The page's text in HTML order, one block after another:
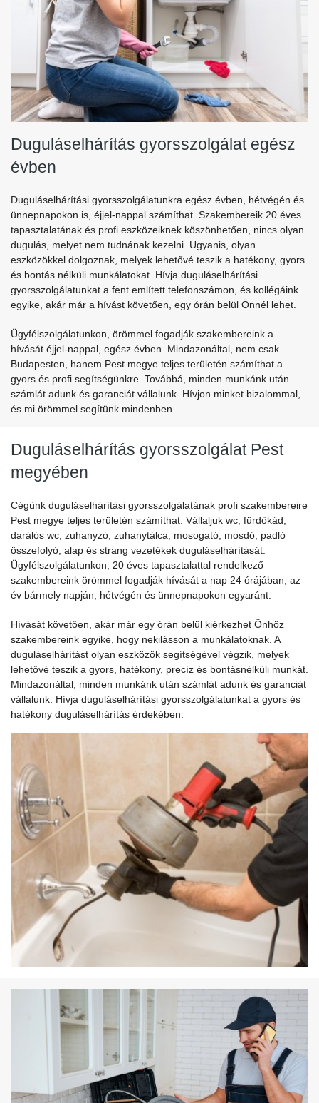
Duguláselhárítás gyorsszolgálat egész
évben
Duguláselhárítási gyorsszolgálatunkra egész évben, hétvégén és
ünnepnapokon is, éjjel-nappal számíthat. Szakembereik 20 éves
tapasztalatának és profi eszközeiknek köszönhetően, nincs olyan
dugulás, melyet nem tudnának kezelni. Ugyanis, olyan
eszközökkel dolgoznak, melyek lehetővé teszik a hatékony, gyors
és bontás nélküli munkálatokat. Hívja duguláselhárítási
gyorsszolgálatunkat a fent említett telefonszámon, és kollégáink
egyike, akár már a hívást követően, egy órán belül Önnél lehet.
Ügyfélszolgálatunkon, örömmel fogadják szakembereink a
hívását éjjel-nappal, egész évben. Mindazonáltal, nem csak
Budapesten, hanem Pest megye teljes területén számíthat a
gyors és profi segítségünkre. Továbbá, minden munkánk után
számlát adunk és garanciát vállalunk. Hívjon minket bizalommal,
és mi örömmel segítünk mindenben.
Duguláselhárítás gyorsszolgálat Pest
megyében
Cégünk duguláselhárítási gyorsszolgálatának profi szakembereire
Pest megye teljes területén számíthat. Vállaljuk wc, fürdőkád,
darálós wc, zuhanyzó, zuhanytálca, mosogató, mosdó, padló
összefolyó, alap és strang vezetékek duguláselhárítását.
Ügyfélszolgálatunkon, 20 éves tapasztalattal rendelkező
szakembereink örömmel fogadják hívását a nap 24 órájában, az
év bármely napján, hétvégén és ünnepnapokon egyaránt.
Hívását követően, akár már egy órán belül kiérkezhet Önhöz
szakembereink egyike, hogy nekilásson a munkálatoknak. A
duguláselhárítást olyan eszközök segítségével végzik, melyek
lehetővé teszik a gyors, hatékony, precíz és bontásnélküli munkát.
Mindazonáltal, minden munkánk után számlát adunk és garanciát
vállalunk. Hívja duguláselhárítási gyorsszolgálatunkat a gyors és
hatékony duguláselhárítás érdekében.